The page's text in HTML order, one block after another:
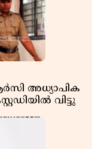
അധ്യാപിക
വിട്ടു